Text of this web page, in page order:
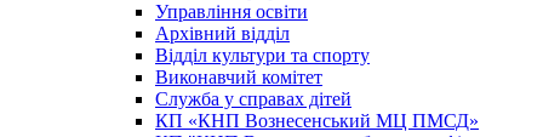
Управління освіти
Архівний відділ
Відділ культури та спорту
Виконавчий комітет
Служба у справах дітей
КП «КНП Вознесенський МЦ ПМСД»